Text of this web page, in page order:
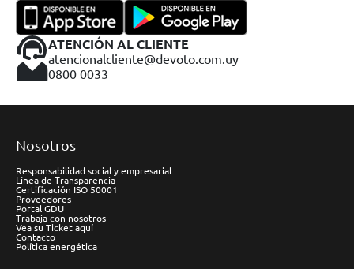
ATENCIÓN AL CLIENTE
atencionalcliente@devoto.com.uy
0800 0033
Nosotros
Responsabilidad social y empresarial
Línea de Transparencia
Certificación ISO 50001
Proveedores
Portal GDU
Trabaja con nosotros
Vea su Ticket aquí
Contacto
Política energética